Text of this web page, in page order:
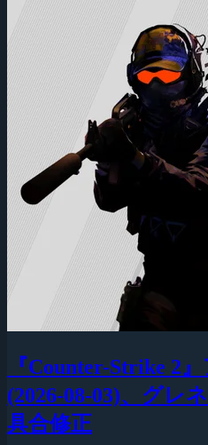
『Counter-Strike 2
(2026-08-03)、グレ
具合修正